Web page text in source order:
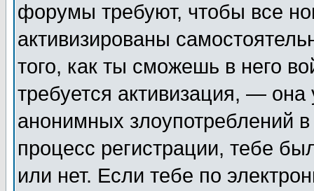
форумы требуют, чтобы все
активизированы
того, как ты сможешь в него
требуется активизация, —
анонимных злоупотреблений
процесс регистрации, тебе
или нет. Если тебе по